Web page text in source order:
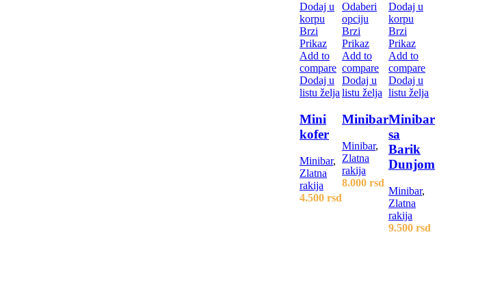
Dodaj u
korpu
Brzi
Prikaz
Add to
compare
Dodaj u
listu želja
Mini
kofer
Minibar,
Zlatna
rakija
4.500 rsd
Odaberi
opciju
Brzi
Prikaz
Add to
compare
Dodaj u
listu želja
Minibar
Minibar,
Zlatna
rakija
8.000 rsd
Dodaj u
korpu
Brzi
Prikaz
Add to
compare
Dodaj u
listu želja
Minibar
sa
Barik
Dunjom
Minibar,
Zlatna
rakija
9.500 rsd